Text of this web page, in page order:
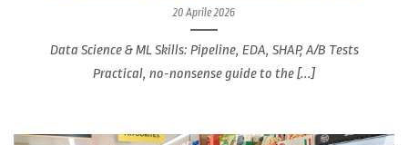
20 Aprile 2026
Data Science & ML Skills: Pipeline, EDA, SHAP, A/B Tests
Practical, no-nonsense guide to the [...]